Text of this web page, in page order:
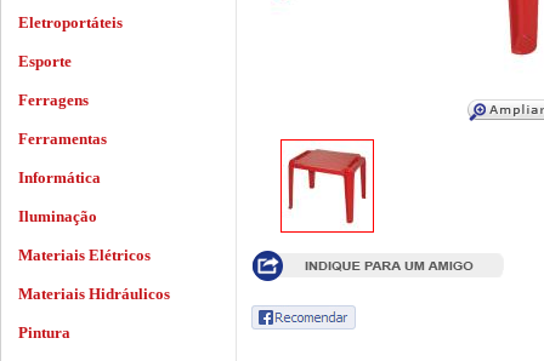
Eletroportáteis
Esporte
Ferragens
Ferramentas
Informática
Iluminação
Materiais Elétricos
Materiais Hidráulicos
Pintura